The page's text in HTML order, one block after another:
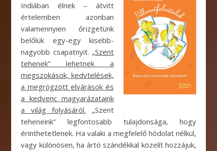
Indiában élnek – átvitt
értelemben azonban
valamennyien őrizgetünk
belőlük egy-egy kisebb-
nagyobb csapatnyit. „Szent
tehenek” lehetnek a
megszokások, kedvtelések,
a megrögzött elvárások és
a kedvenc magyarázataink
a világ folyásáról. „Szent
teheneink” legfontosabb tulajdonsága, hogy
érinthetetlenek. Ha valaki a megfelelő hódolat nélkül,
vagy különösen, ha ártó szándékkal közelít hozzájuk,